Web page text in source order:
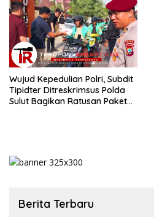
Wujud Kepedulian Polri, Subdit
Tipidter Ditreskrimsus Polda
Sulut Bagikan Ratusan Paket
Berita Terbaru